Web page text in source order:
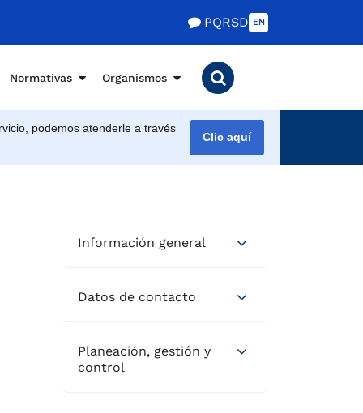
PQRSD EN
Normativas Organismos
podemos atenderle a través
Clic aquí
Información general
Datos de contacto
Planeación, gestión y
control